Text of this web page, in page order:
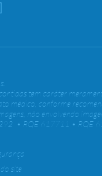
tem caráter
médico, conforme
não envolvendo
• RQE 617711 • RQE
site